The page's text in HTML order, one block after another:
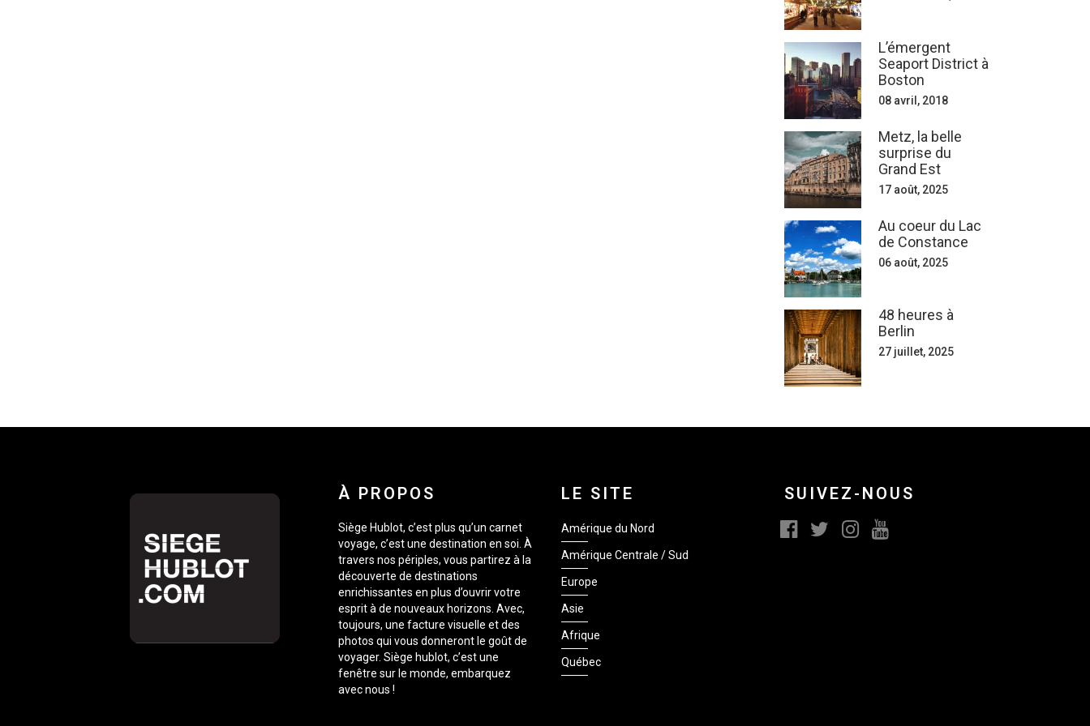
L’émergent
Seaport District à
Boston
08 avril, 2018
Metz, la belle
surprise du
Grand Est
17 août, 2025
Au coeur du Lac
de Constance
06 août, 2025
48 heures à
Berlin
27 juillet, 2025
À PROPOS
Siège Hublot, c’est plus qu’un carnet
voyage, c’est une destination en soi. À
travers nos périples, vous partirez à la
découverte de destinations
enrichissantes en plus d’ouvrir votre
esprit à de nouveaux horizons. Avec,
toujours, une facture visuelle et des
photos qui vous donneront le goût de
voyager. Siège hublot, c’est une
fenêtre sur le monde, embarquez
avec nous !
LE SITE
Amérique du Nord
Amérique Centrale / Sud
Europe
Asie
Afrique
Québec
SUIVEZ-NOUS